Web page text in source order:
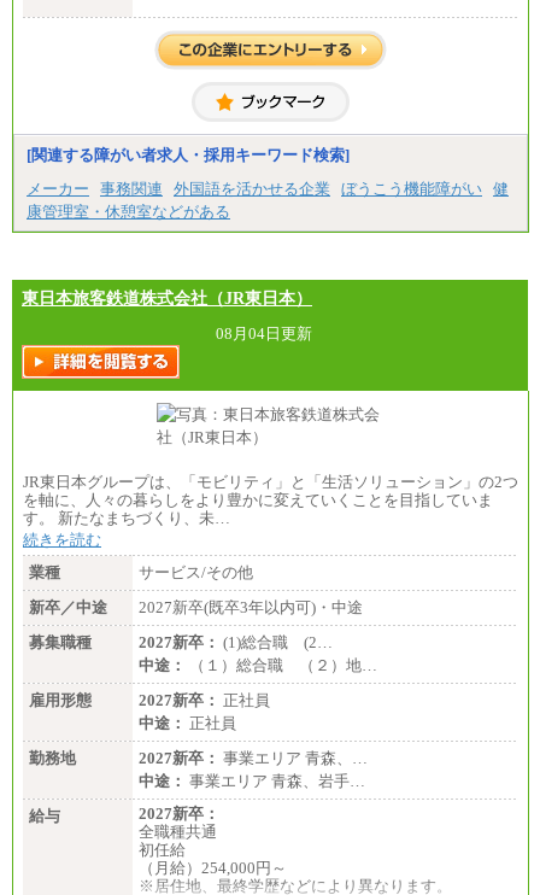
【総合職】
・大学卒：月給253,500円
・修士卒：月給261,500円
※2025年度実績
※試用期間3か月中も給与に変更はございません
中途：
全職種共通
最低月給200,000円以上
※試用期間中も給与に変更はございません
[関連する障がい者求人・採用キーワード検索]
メーカー
事務関連 外国語を活かせる企業 ぼうこう機能障がい 健
康管理室・休憩室などがある
東日本旅客鉄道株式会社（JR東日本）
08月04日更新
JR東日本グループは、「モビリティ」と「生活ソリューション」の2つ
を軸に、人々の暮らしをより豊かに変えていくことを目指していま
す。 新たなまちづくり、未…
続きを読む
業種
サービス/その他
新卒／中途
2027新卒(既卒3年以内可)・中途
募集職種
2027新卒： (1)総合職 (2…
中途：
（１）総合職 （２）地…
雇用形態
2027新卒： 正社員
中途： 正社員
勤務地
2027新卒： 事業エリア 青森、…
中途： 事業エリア 青森、岩手…
給与
2027新卒：
全職種共通
初任給
（月給）254,000円～
※居住地、最終学歴などにより異なります。